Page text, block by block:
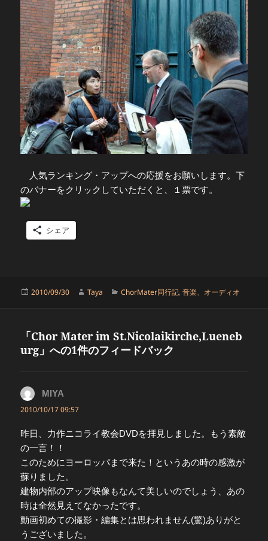
人気ランキング・アップへの応援をお願いします。下
のバナーをクリックしていただくと、１票です。
シェア
投
2010/09/30
作
Taya
カ
ー
ChorMater同行記,音楽、オーディオ
「Chor Mater im St.Nicolaikirche,Lueneb
urg」への1件のフィードバック
MIYA
り:
2010/10/17 09:57
昨日、力作ニコライ教会DVDを拝見しました。もう素敵
の一言！！
このためにヨーロッパまで来た！というあの時の感激が
蘇りました。
建物内部のアップ映像もなんて美しいのでしょう、あの
時は全然見えてなかったです。
動画初めての撮影・編集とは思われません(驚)ありがと
うございました。